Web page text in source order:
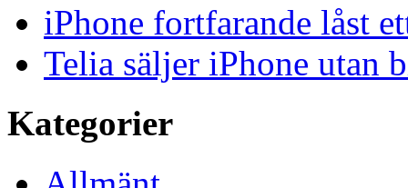
iPhone fortfarande låst
Telia säljer iPhone utan
Kategorier